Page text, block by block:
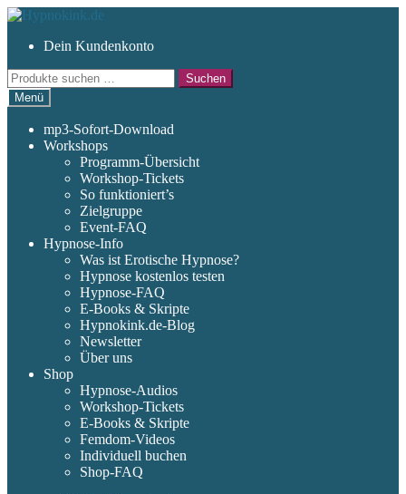
Zur
springen
Zum
springenDein Kundenkonto
Suchen
nach:
Suchen
Menü
mp3-Sofort-Download
Workshops
Programm-Übersicht
Workshop-Tickets
So funktioniert’s
Zielgruppe
Event-FAQ
Hypnose-Info
Was ist Erotische Hypnose?
Hypnose kostenlos testen
Hypnose-FAQ
E-Books & Skripte
Hypnokink.de-Blog
Newsletter
Über uns
Shop
Hypnose-Audios
Workshop-Tickets
E-Books & Skripte
Femdom-Videos
Individuell buchen
Shop-FAQ